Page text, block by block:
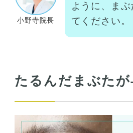
小野寺院長
ように、ま
てください。
たるんだまぶた